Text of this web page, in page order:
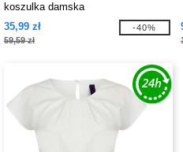
koszulka damska
35,99 zł
59,59 zł
-40%